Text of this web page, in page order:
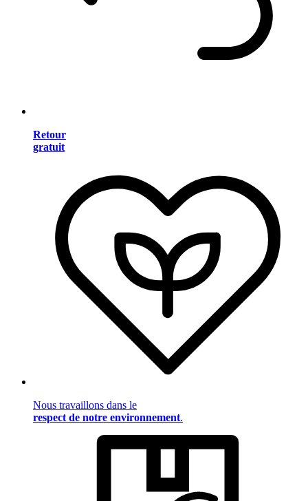
Retour
gratuit
Nous travaillons dans le
respect de notre environnement.